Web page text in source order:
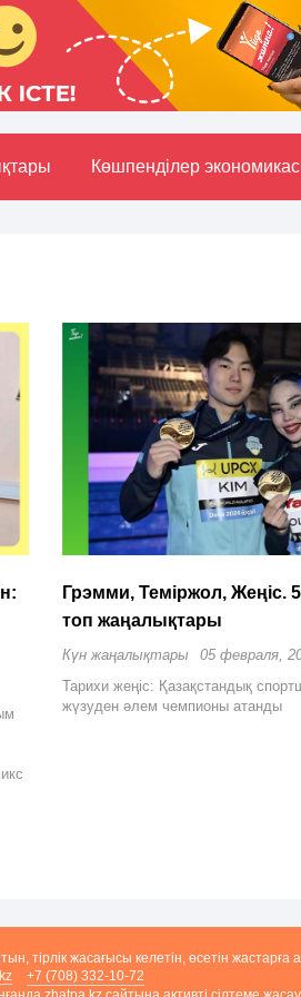
Көшпенділер
Грэмми, Теміржол, Жеңіс.
топ жаңалықтары
Күн жаңалықтары
05 февраля,
Тарихи жеңіс: Қазақстандық
жүзуден әлем чемпионы атанды
тірлік жасағысы келетін, өсетін
+7 (708) 332-10-72